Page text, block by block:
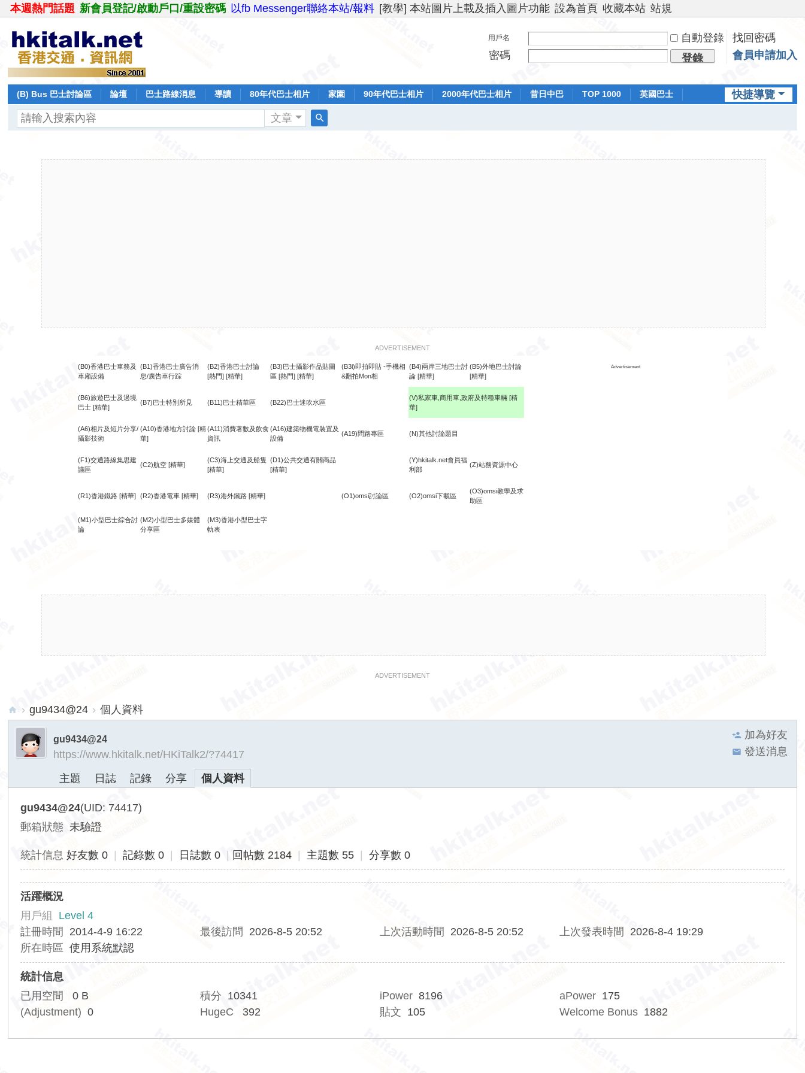
本週熱門話題 新會員登記/啟動戶口/重設密碼 以fb Messenger聯絡本站/報料 [教學] 本站圖片上載及插入圖片功能 設為首頁 收藏本站 站規
用戶名 自動登錄
找回密碼
密碼
登錄 會員申請加入
快捷導覽
(B) Bus 巴士討論區 論壇 巴士路線消息 導讀 80年代巴士相片 家園 90年代巴士相片 2000年代巴士相片 昔日中巴 TOP 1000
英國巴士
文章
ADVERTISEMENT
(B0)香港巴士車務及
車廂設備
(B1)香港巴士廣告消
息/廣告車行踪
(B2)香港巴士討論
[熱門] [精華]
(B3)巴士攝影作品貼圖
區 [熱門] [精華]
(B3i)即拍即貼 -手機相
&翻拍Mon相
(B4)兩岸三地巴士討
論 [精華]
(B5)外地巴士討論
[精華]
Advertisement
(B6)旅遊巴士及過境
巴士 [精華]
(B7)巴士特別所見 (B11)巴士精華區 (B22)巴士迷吹水區
(V)私家車,商用車,政府及特種車輛 [精
華]
(A6)相片及短片分享/
攝影技術
(A10)香港地方討論 [精
華]
(A11)消費著數及飲食
資訊
(A16)建築物機電裝置及
設備
(A19)問路專區 (N)其他討論題目
(F1)交通路線集思建
議區
(C2)航空 [精華]
(C3)海上交通及船隻
[精華]
(D1)公共交通有關商品
[精華]
(Y)hkitalk.net會員福
利部
(Z)站務資源中心
(R1)香港鐵路 [精華] (R2)香港電車 [精華] (R3)港外鐵路 [精華] (O1)omsi討論區 (O2)omsi下載區
(O3)omsi教學及求
助區
(M1)小型巴士綜合討
論
(M2)小型巴士多媒體
分享區
(M3)香港小型巴士字
軌表
ADVERTISEMENT
hk
lk.
› gu9434@24 › 個人資料
加為好友
發送消息
gu9434@24
https://www.hkitalk.net/HKiTalk2/?74417
主題
日誌 記錄 分享 個人資料
gu9434@24(UID: 74417)
郵箱狀態 未驗證
統計信息 好友數 0 記錄數 0 日誌數 0 回帖數 2184 主題數 55 分享數 0
活躍概況
用戶組 Level 4
註冊時間
2014-4-9 16:22 最後訪問 2026-8-5 20:52 上次活動時間 2026-8-5 20:52 上次發表時間
2026-8-4 19:29
所在時區
使用系統默認
統計信息
已用空間
0 B 積分 10341 iPower 8196 aPower 175
(Adjustment) 0 HugeC 392 貼文 105 Welcome Bonus 1882